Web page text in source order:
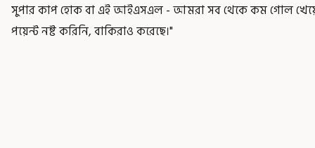
সুপার কাপ হোক বা এই আইএসএল - আমরা সব থেকে কম গোল
পয়েন্ট নষ্ট করিনি, বাকিরাও করেছে।"